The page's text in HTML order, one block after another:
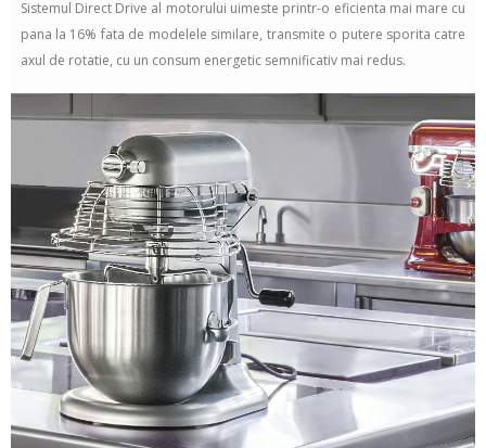
Sistemul Direct Drive al motorului uimeste printr-o eficienta mai mare cu
pana la 16% fata de modelele similare, transmite o putere sporita catre
axul de rotatie, cu un consum energetic semnificativ mai redus.